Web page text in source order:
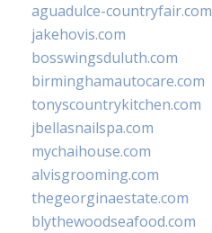
aguadulce-countryfair.com
jakehovis.com
bosswingsduluth.com
birminghamautocare.com
tonyscountrykitchen.com
jbellasnailspa.com
mychaihouse.com
alvisgrooming.com
thegeorginaestate.com
blythewoodseafood.com